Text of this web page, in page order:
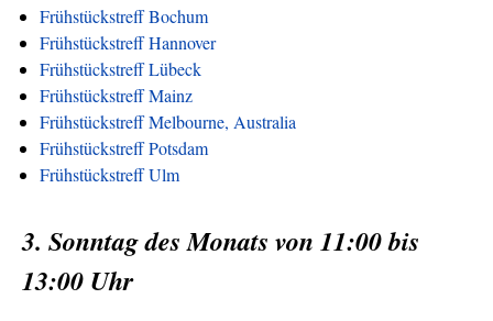
Frühstückstreff Bochum
Frühstückstreff Hannover
Frühstückstreff Lübeck
Frühstückstreff Mainz
Frühstückstreff Melbourne, Australia
Frühstückstreff Potsdam
Frühstückstreff Ulm
3. Sonntag des Monats von 11:00 bis
13:00 Uhr